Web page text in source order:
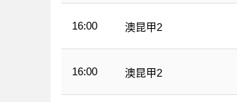
16:00 澳昆甲2
16:00 澳昆甲2